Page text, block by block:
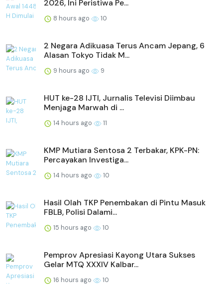
2026, Ini Peristiwa Pe...
8 hours ago 10
2 Negara Adikuasa Terus Ancam Jepang, 6
Alasan Tokyo Tidak M...
9 hours ago 9
HUT ke-28 IJTI, Jurnalis Televisi Diimbau
Menjaga Marwah di ...
14 hours ago 11
KMP Mutiara Sentosa 2 Terbakar, KPK-PN:
Percayakan Investiga...
14 hours ago 10
Hasil Olah TKP Penembakan di Pintu Masuk
FBLB, Polisi Dalami...
15 hours ago 10
Pemprov Apresiasi Kayong Utara Sukses
Gelar MTQ XXXIV Kalbar...
16 hours ago 10